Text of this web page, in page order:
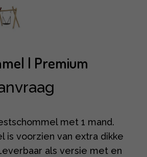
| Premium
met 1 mand.
is voorzien van extra dikke
als versie met en